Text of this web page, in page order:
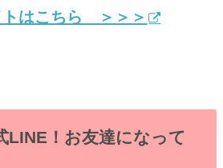
はこちら ＞＞＞
LINE！お友達になって